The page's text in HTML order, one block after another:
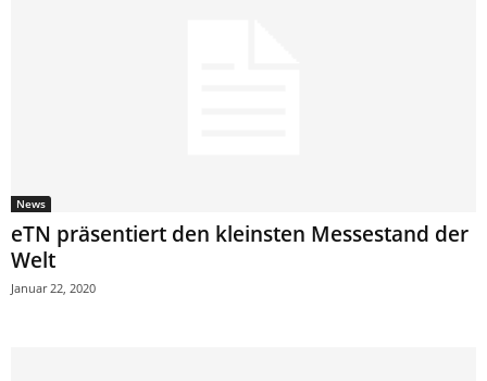
News
eTN präsentiert den kleinsten Messestand der
Welt
Januar 22, 2020